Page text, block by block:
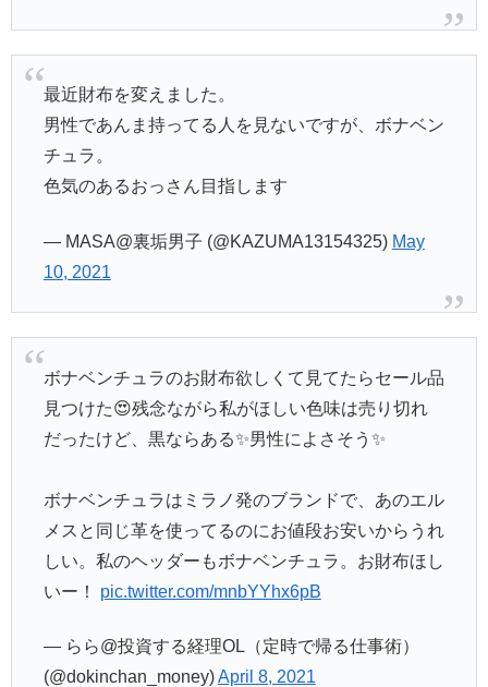
最近財布を変えました。
男性であんま持ってる人を見ないですが、ボナベン
チュラ。
色気のあるおっさん目指します
— MASA@裏垢男子 (@KAZUMA13154325) May
10, 2021
ボナベンチュラのお財布欲しくて見てたらセール品
見つけた😍残念ながら私がほしい色味は売り切れ
だったけど、黒ならある✨男性によさそう✨
ボナベンチュラはミラノ発のブランドで、あのエル
メスと同じ革を使ってるのにお値段お安いからうれ
しい。私のヘッダーもボナベンチュラ。お財布ほし
いー！ pic.twitter.com/mnbYYhx6pB
— らら@投資する経理OL（定時で帰る仕事術）
(@dokinchan_money)April 8, 2021